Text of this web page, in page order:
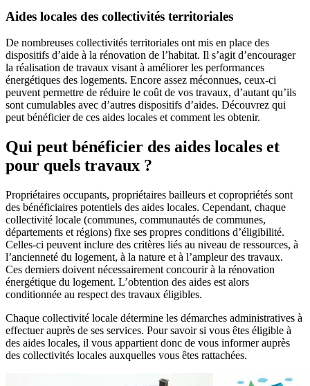
Aides locales des collectivités territoriales
De nombreuses collectivités territoriales ont mis en place des
dispositifs d’aide à la rénovation de l’habitat. Il s’agit d’encourager
la réalisation de travaux visant à améliorer les performances
énergétiques des logements. Encore assez méconnues, ceux-ci
peuvent permettre de réduire le coût de vos travaux, d’autant qu’ils
sont cumulables avec d’autres dispositifs d’aides. Découvrez qui
peut bénéficier de ces aides locales et comment les obtenir.
Qui peut bénéficier des aides locales et
pour quels travaux ?
Propriétaires occupants, propriétaires bailleurs et copropriétés sont
des bénéficiaires potentiels des aides locales. Cependant, chaque
collectivité locale (communes, communautés de communes,
départements et régions) fixe ses propres conditions d’éligibilité.
Celles-ci peuvent inclure des critères liés au niveau de ressources, à
l’ancienneté du logement, à la nature et à l’ampleur des travaux.
Ces derniers doivent nécessairement concourir à la rénovation
énergétique du logement. L’obtention des aides est alors
conditionnée au respect des travaux éligibles.
Chaque collectivité locale détermine les démarches administratives à
effectuer auprès de ses services. Pour savoir si vous êtes éligible à
des aides locales, il vous appartient donc de vous informer auprès
des collectivités locales auxquelles vous êtes rattachées.